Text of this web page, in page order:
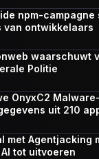
npm-campagne
van ontwikkelaars
waarschuwt
Politie
OnyxC2
uit 210
met Agentjacking
tot uitvoeren